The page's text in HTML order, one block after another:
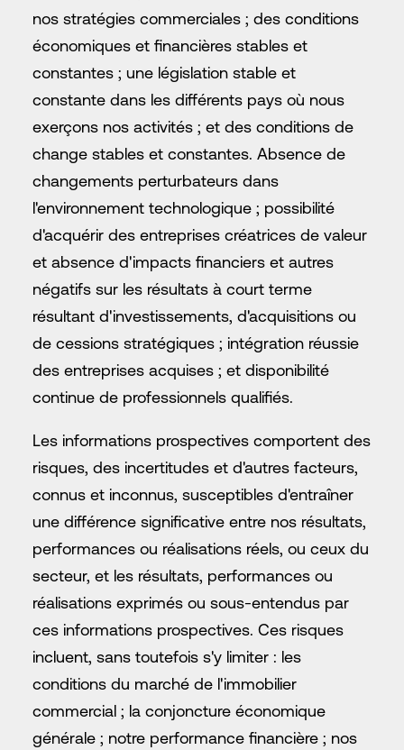
nos stratégies commerciales ; des conditions
économiques et financières stables et
constantes ; une législation stable et
constante dans les différents pays où nous
exerçons nos activités ; et des conditions de
change stables et constantes. Absence de
changements perturbateurs dans
l'environnement technologique ; possibilité
d'acquérir des entreprises créatrices de valeur
et absence d'impacts financiers et autres
négatifs sur les résultats à court terme
résultant d'investissements, d'acquisitions ou
de cessions stratégiques ; intégration réussie
des entreprises acquises ; et disponibilité
continue de professionnels qualifiés.
Les informations prospectives comportent des
risques, des incertitudes et d'autres facteurs,
connus et inconnus, susceptibles d'entraîner
une différence significative entre nos résultats,
performances ou réalisations réels, ou ceux du
secteur, et les résultats, performances ou
réalisations exprimés ou sous-entendus par
ces informations prospectives. Ces risques
incluent, sans toutefois s'y limiter : les
conditions du marché de l'immobilier
commercial ; la conjoncture économique
générale ; notre performance financière ; nos